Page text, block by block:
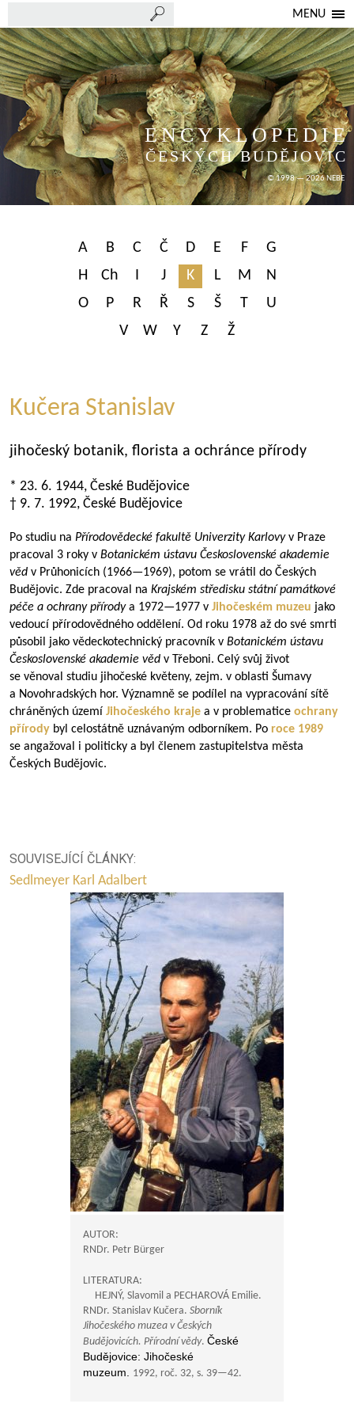
MENU
ENCYKLOPEDIE
ČESKÝCH BUDĚJOVIC
© 1998 — 2026 NEBE
A B C Č D E F
G
H
Ch I J K L M
N
O
P R Ř S Š T
U
V
W Y Z Ž
Kučera Stanislav
jihočeský botanik, florista a ochránce přírody
* 23. 6. 1944, České Budějovice
† 9. 7. 1992, České Budějovice
Po studiu na Přírodovědecké fakultě Univerzity Karlovyv Praze
pracoval 3 roky v Botanickém ústavu Československé akademie
věd v Průhonicích (1966—1969), potom se vrátil do Českých
Budějovic. Zde pracoval na Krajském středisku státní památkové
péče a ochrany přírodya 1972—1977 v Jihočeském muzeu jako
vedoucí přírodovědného oddělení. Od roku 1978 až do své smrti
působil jako vědeckotechnický pracovník v Botanickém ústavu
Československé akademie věd v Třeboni. Celý svůj život
se věnoval studiu jihočeské květeny, zejm. v oblasti Šumavy
a Novohradských hor. Významně se podílel na vypracování sítě
chráněných území Jihočeského kraje a v problematice ochrany
přírody byl celostátně uznávaným odborníkem. Po roce 1989
se angažoval i politicky a byl členem zastupitelstva města
Českých Budějovic.
SOUVISEJÍCÍ ČLÁNKY:
Sedlmeyer Karl Adalbert
AUTOR:
RNDr. Petr Bürger
LITERATURA:
HEJNÝ, Slavomil a PECHAROVÁ Emilie.
RNDr. Stanislav Kučera. Sborník
Jihočeského muzea v Českých
Budějovicích. Přírodní vědy. České
Budějovice: Jihočeské
muzeum. 1992, roč. 32, s. 39—42.